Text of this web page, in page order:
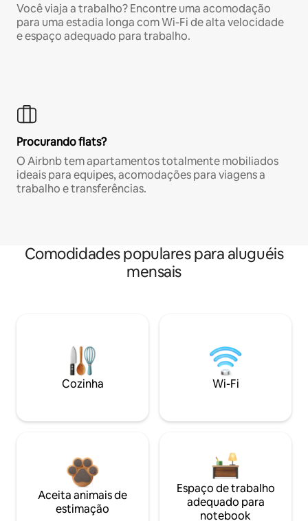
Você viaja a trabalho? Encontre uma acomodação
para uma estadia longa com Wi-Fi de alta velocidade
e espaço adequado para trabalho.
Procurando flats?
O Airbnb tem apartamentos totalmente mobiliados
ideais para equipes, acomodações para viagens a
trabalho e transferências.
Comodidades populares para aluguéis
mensais
Cozinha Wi-Fi
Aceita animais de
estimação
Espaço de trabalho
adequado para
notebook